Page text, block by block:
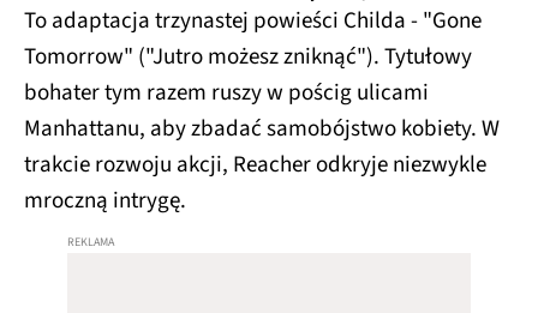
To adaptacja trzynastej powieści Childa - "Gone
Tomorrow" ("Jutro możesz zniknąć"). Tytułowy
bohater tym razem ruszy w pościg ulicami
Manhattanu, aby zbadać samobójstwo kobiety. W
trakcie rozwoju akcji, Reacher odkryje niezwykle
mroczną intrygę.